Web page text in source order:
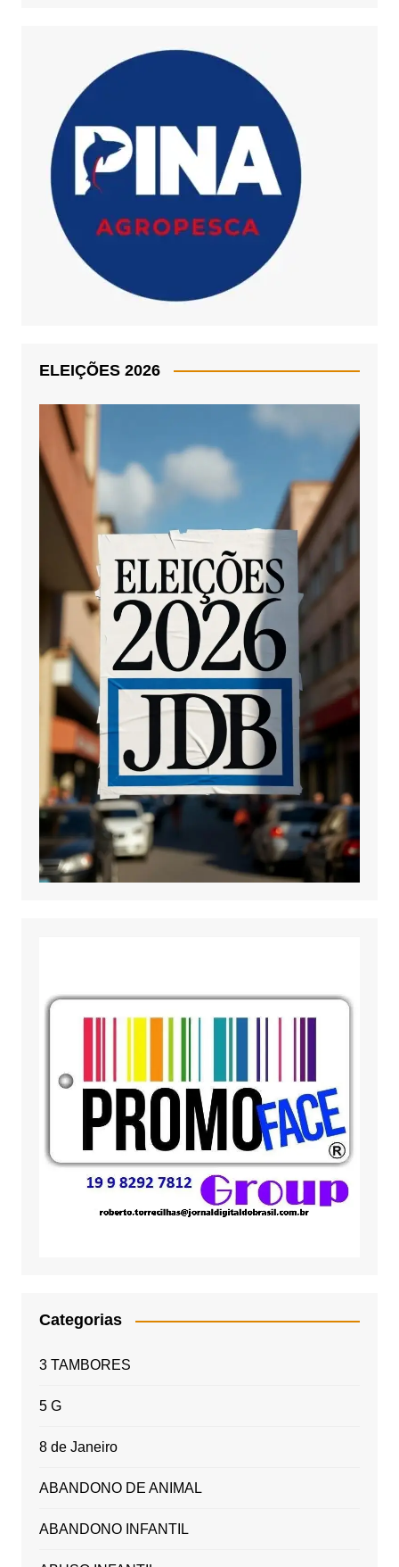
ELEIÇÕES 2026
Categorias
3 TAMBORES
5 G
8 de Janeiro
ABANDONO DE ANIMAL
ABANDONO INFANTIL